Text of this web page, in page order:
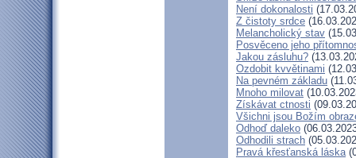
Není dokonalosti
Z čistoty srdce
Melancholický stav
Posvěceno jeho
Jakou zásluhu?
Ozdobit kvvětinami
Na pevném základu
Mnoho milovat
Získávat ctnosti
Všichni jsou Božím
Odhoď daleko
Odhodili strach
Pravá křesťanská láska